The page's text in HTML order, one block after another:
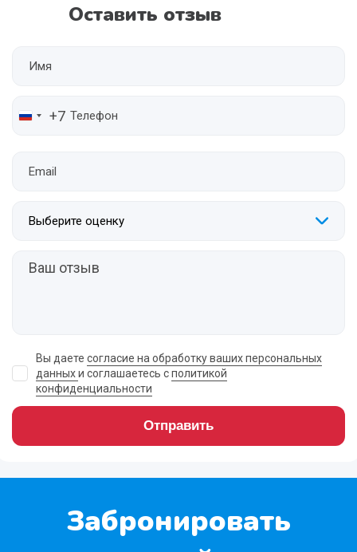
Оставить отзыв
+7
Выберите оценку
Вы даете согласие на обработку ваших персональных
данныхи соглашаетесь сполитикой
конфиденциальности
Отправить
Забронировать